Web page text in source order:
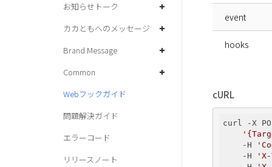
お知らせトーク
カカともへのメッセージ
Brand Message
Common
Webフックガイド
問題解決ガイド
エラーコード
リリースノート
event
hooks
cURL
curl -X
    -H
    -H